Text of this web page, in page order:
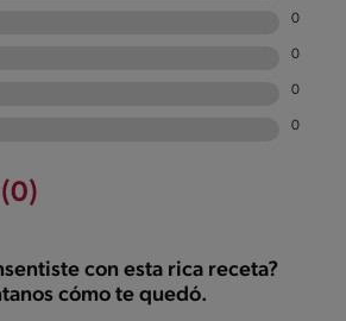
0
0
0
0
con esta rica receta?
cómo te quedó.